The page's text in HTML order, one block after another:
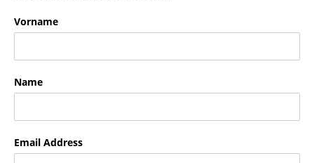
Vorname
Name
Email Address